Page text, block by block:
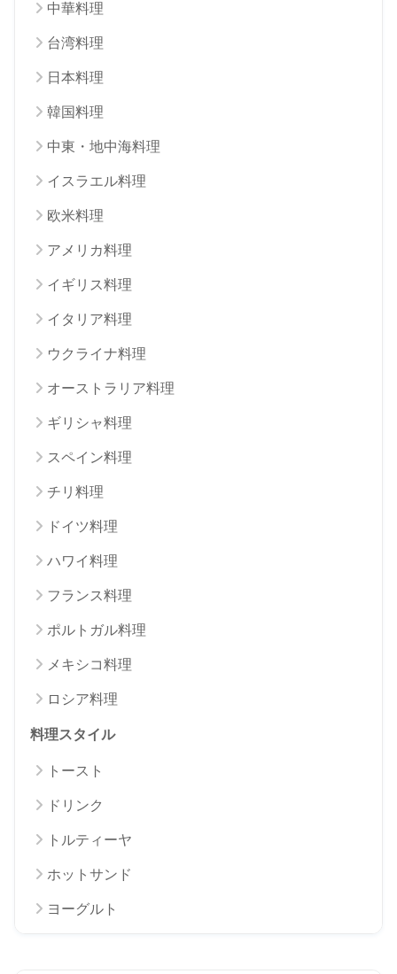
中華料理
台湾料理
日本料理
韓国料理
中東・地中海料理
イスラエル料理
欧米料理
アメリカ料理
イギリス料理
イタリア料理
ウクライナ料理
オーストラリア料理
ギリシャ料理
スペイン料理
チリ料理
ドイツ料理
ハワイ料理
フランス料理
ポルトガル料理
メキシコ料理
ロシア料理
料理スタイル
トースト
ドリンク
トルティーヤ
ホットサンド
ヨーグルト